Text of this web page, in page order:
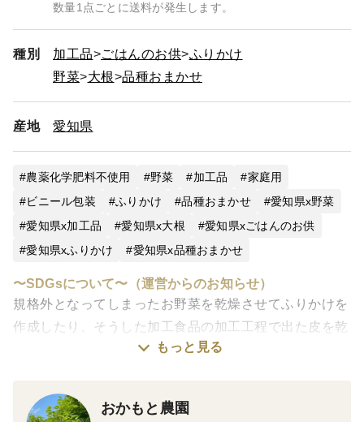
数量1点ごとに送料が発生します。
種別 加工品 ごはんのお供 ふりかけ
野菜
大根 品種おまかせ
産地 愛知県
農薬化学肥料不使用 野菜 加工品
家庭用
ビニール包装
ふりかけ 品種おまかせ
愛知県x野菜
愛知県x加工品
愛知県x大根
愛知県xごはんのお供
愛知県xふりかけ
愛知県x品種おまかせ
〜SDGsについて〜（運営からのお知らせ）
規格外となってしまったお野菜を乾燥させてふりかけを
作成したり、そうした加工食品の加工工程で出た皮を乾
燥させ野菜チップを作成するなど、無駄なく活用した食
アが元になっております。
もっと見る
おかもと農園